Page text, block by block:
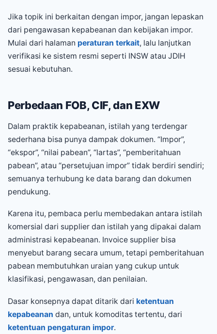
Jika topik ini berkaitan dengan impor, jangan lepaskan
dari pengawasan kepabeanan dan kebijakan impor.
Mulai dari halaman peraturan terkait, lalu lanjutkan
verifikasi ke sistem resmi seperti INSW atau JDIH
sesuai kebutuhan.
Perbedaan FOB, CIF, dan EXW
Dalam praktik kepabeanan, istilah yang terdengar
sederhana bisa punya dampak dokumen. “Impor”,
“ekspor”, “nilai pabean”, “lartas”, “pemberitahuan
pabean”, atau “persetujuan impor” tidak berdiri sendiri;
semuanya terhubung ke data barang dan dokumen
pendukung.
Karena itu, pembaca perlu membedakan antara istilah
komersial dari supplier dan istilah yang dipakai dalam
administrasi kepabeanan. Invoice supplier bisa
menyebut barang secara umum, tetapi pemberitahuan
pabean membutuhkan uraian yang cukup untuk
klasifikasi, pengawasan, dan penilaian.
Dasar konsepnya dapat ditarik dari ketentuan
kepabeanan dan, untuk komoditas tertentu, dari
ketentuan pengaturan impor.